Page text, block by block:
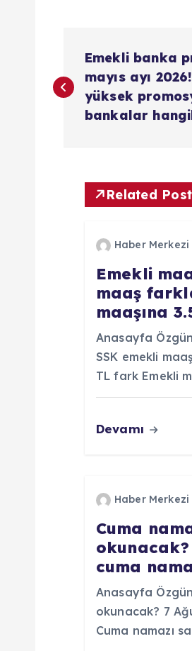
a
Emekli banka
mayıs ayı
yüksek
bankalar
Related
Haber Merkezi
Emekli
maaş
maaşına
Anasayfa
SSK emekli
TL fark Emekli
Devamı
Haber Merkezi
Cuma
cuma
Anasayfa
okunacak? 7
Cuma namazı